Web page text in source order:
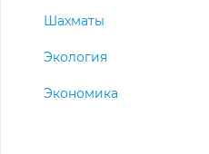
Шахматы
Экология
Экономика